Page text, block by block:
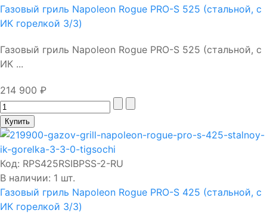
Газовый гриль Napoleon Rogue PRO-S 525 (стальной, с
ИК горелкой 3/3)
Газовый гриль Napoleon Rogue PRO-S 525 (стальной, с
ИК ...
214 900 ₽
Код: RPS425RSIBPSS-2-RU
В наличии: 1 шт.
Газовый гриль Napoleon Rogue PRO-S 425 (стальной, с
ИК горелкой 3/3)